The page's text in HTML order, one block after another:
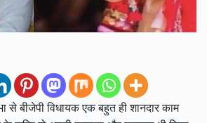
से बीजेपी विधायक एक बहुत ही शानदार काम